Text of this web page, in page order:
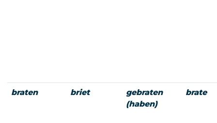
braten briet
gebraten
(haben)
brate